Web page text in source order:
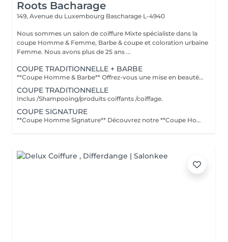
Roots Bacharage
149, Avenue du Luxembourg Bascharage L-4940
Nous sommes un salon de coiffure Mixte spécialiste dans la
coupe Homme & Femme, Barbe & coupe et coloration urbaine
Femme. Nous avons plus de 25 ans ...
COUPE TRADITIONNELLE + BARBE
**Coupe Homme & Barbe** Offrez-vous une mise en beauté complète avec notre service **Coupe Homme & Barbe**, conçu pour les hommes qui souhaitent un style parfaitement maîtrisé de la tête à la barbe. La prestation débute par une **consultation personnalisée** afin de définir la coupe et la forme de barbe qui mettront le mieux en valeur votre visage. Nos experts réalisent ensuite une **coupe de cheveux précise et structurée**, suivie d'un **travail minutieux de la barbe** : taille, définition des contours et mise en forme pour un rendu propre et harmonieux. Le service se termine par un **coiffage professionnel et une finition barbe soignée** pour un résultat net, élégant et durable. L'alliance parfaite entre coupe et barbe pour un look soigné, moderne et parfaitement équilibré.
COUPE TRADITIONNELLE
Inclus /Shampooing/produits coiffants /coiffage.
COUPE SIGNATURE
**Coupe Homme Signature** Découvrez notre **Coupe Homme Signature**, un service premium pensé pour les hommes qui recherchent plus qu'une simple coupe : une véritable expérience de style. Chaque rendez-vous débute par une **consultation personnalisée** afin d'analyser la forme de votre visage, la nature de vos cheveux et votre style de vie. Nos experts réalisent ensuite une coupe précise et parfaitement structurée, travaillée dans les moindres détails pour un résultat élégant, moderne et durable. La prestation se termine par un **coiffage professionnel avec des produits haut de gamme**, pour sublimer votre coupe et vous offrir une finition impeccable. Un moment de soin et de précision dédié aux hommes exigeants qui souhaitent afficher un style soigné et distingué.